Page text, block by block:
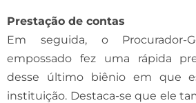
Prestação de contas
Em seguida, o Procurador-
empossado fez uma rápida
desse último biênio em que
instituição. Destaca-se que ele